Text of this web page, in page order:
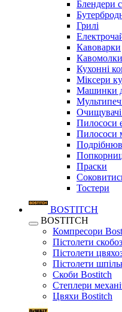
Блендери
Грилі
Кавоварки
Кавомолки
Кухонні
Міксери
Машинки
Очищувачі
Пилососи
Пилососи
Праски
Тостери
BOSTITCH
BOSTITCH
Компресори
Пістолети
Пістолети
Пістолети
Скоби Bostitch
Степлери
Цвяхи Bostitch